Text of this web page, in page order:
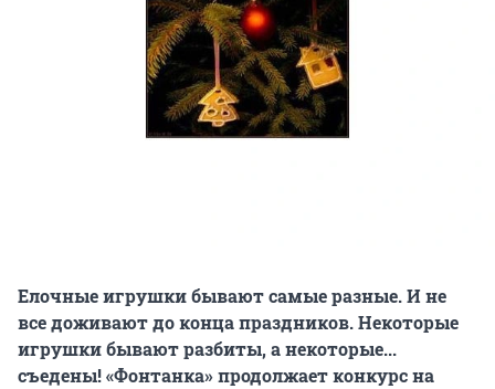
Елочные игрушки бывают самые разные. И не
все доживают до конца праздников. Некоторые
игрушки бывают разбиты, а некоторые...
съедены! «Фонтанка» продолжает конкурс на